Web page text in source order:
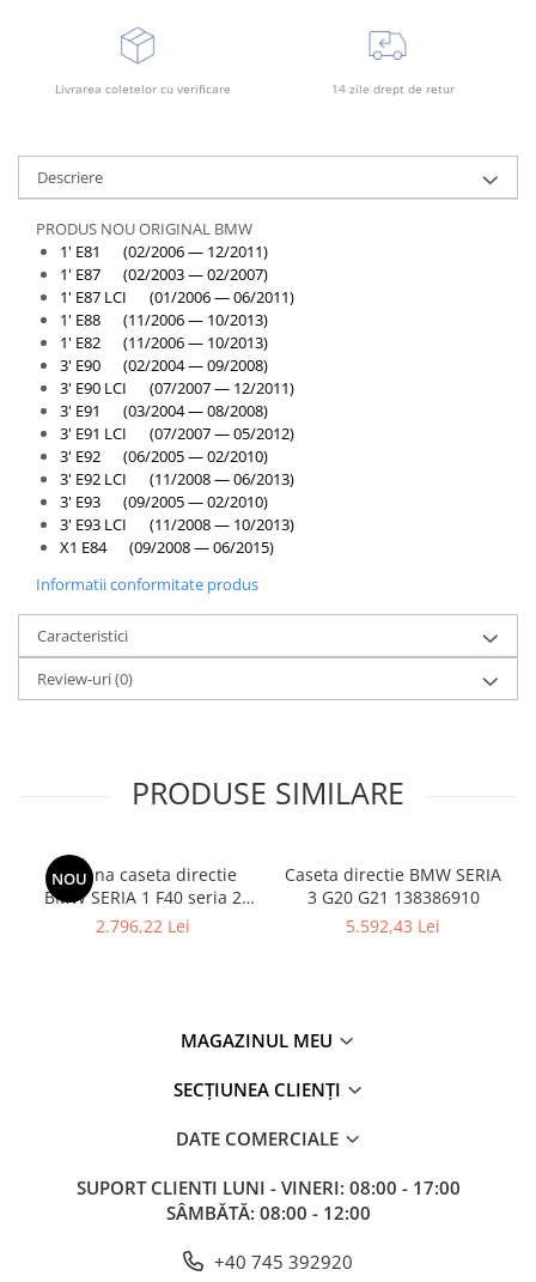
Livrarea coletelor cu verificare 14 zile drept de retur
Descriere
PRODUS NOU ORIGINAL BMW
1' E81 (02/2006 — 12/2011)
1' E87 (02/2003 — 02/2007)
1' E87 LCI (01/2006 — 06/2011)
1' E88 (11/2006 — 10/2013)
1' E82 (11/2006 — 10/2013)
3' E90 (02/2004 — 09/2008)
3' E90 LCI (07/2007 — 12/2011)
3' E91 (03/2004 — 08/2008)
3' E91 LCI (07/2007 — 05/2012)
3' E92 (06/2005 — 02/2010)
3' E92 LCI (11/2008 — 06/2013)
3' E93 (09/2005 — 02/2010)
3' E93 LCI (11/2008 — 10/2013)
X1 E84 (09/2008 — 06/2015)
Informatii conformitate produs
Caracteristici
Review-uri(0)
PRODUSE SIMILARE
NOU
Coloana caseta directie
BMW SERIA 1 F40 seria 2
F44
2.796,22 Lei
Caseta directie BMW SERIA
3 G20 G21 138386910
5.592,43 Lei
MAGAZINUL MEU
SECȚIUNEA CLIENȚI
DATE COMERCIALE
SUPORT CLIENTI LUNI - VINERI: 08:00 - 17:00
SÂMBĂTĂ: 08:00 - 12:00
+40 745 392920